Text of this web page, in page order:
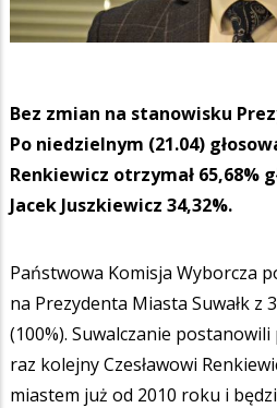
Bez zmian na stanowisku
Po niedzielnym (21.04)
Renkiewicz otrzymał 65,68%
Jacek Juszkiewicz 34,32%.
Państwowa Komisja Wyborcza
na Prezydenta Miasta Suwałk z
(100%). Suwalczanie
raz kolejny Czesławowi
miastem już od 2010 roku i